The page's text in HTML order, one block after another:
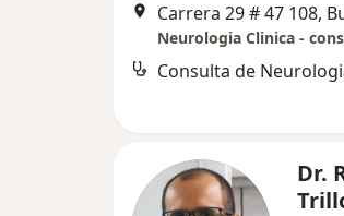
Carrera 29 # 47 108,
Consulta de
Dr.